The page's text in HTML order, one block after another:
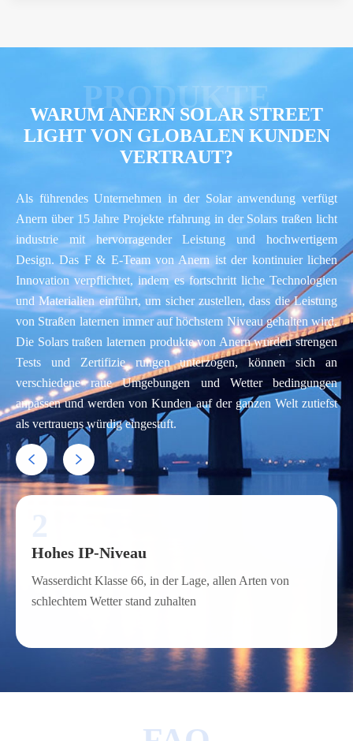
WARUM ANERN SOLAR STREET
LIGHT VON GLOBALEN KUNDEN
VERTRAUT?
Als führendes Unternehmen in der Solar anwendung verfügt
Anern über 15 Jahre Projekte rfahrung in der Solars traßen licht
industrie mit hervorragender Leistung und hochwertigem
Design. Das F & E-Team von Anern ist der kontinuier lichen
Innovation verpflichtet, indem es fortschritt liche Technologien
und Materialien einführt, um sicher zustellen, dass die Leistung
von Straßen laternen immer auf höchstem Niveau gehalten wird.
Die Solars traßen laternen produkte von Anern wurden strengen
Tests und Zertifizie rungen unterzogen, können sich an
verschiedene raue Umgebungen und Wetter bedingungen
anpassen und werden von Kunden auf der ganzen Welt zutiefst
als vertrauens würdig eingestuft.
 
Hohes IP-Niveau
Wasserdicht Klasse 66, in der Lage, allen Arten von
schlechtem Wetter stand zuhalten